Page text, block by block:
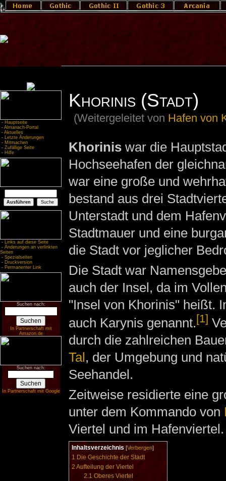
- Hauptseite
- Almanach-Portal
- Aktuelles
- Letzte Änderungen
- Mitmachen
- Zufällige Seite
- Hilfe
- Links auf diese Seite
- Änderungen an verlinkten
Seiten
- Spezialseiten
- Druckversion
- Permanenter Link
Suchen nach:
In Partnerschaft mit
Amazon.de
Suchen nach:
In Partnerschaft mit Google
Khorinis (Stadt)
(Weitergeleitet von Hafen von
Khoriniswar die
Hochseehafen der
war eine große und
bestand aus drei
Unterstadt und dem
Stadtmauer und eine
die Stadt vor jeglicher
Die Stadt war
auch der Insel, da im
"Insel von Khorinis" heißt.
auch Karynis genannt.[1]
durch die zahlreichen
Tal, der Umgebung und
Seehandel.
Zeitweise residierte eine
unter dem Kommando von
Viertel und im Hafenviertel.
Inhaltsverzeichnis [Verbergen]
1 Die Geschichte der Stadt
2 Aufteilung der Viertel
2.1 Oberes Viertel